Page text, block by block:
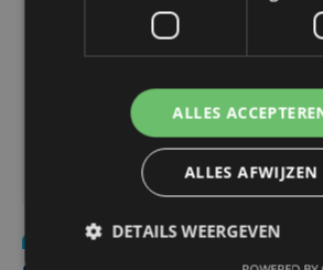
Nieuws wo 9 maart 2016
ALLES
ALLES AFWIJZEN
DETAILS WEERGEVEN